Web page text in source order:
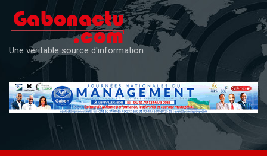
content
Une véritable source d'information